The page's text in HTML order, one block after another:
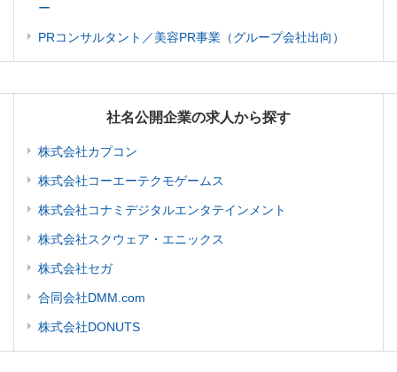
ー
PRコンサルタント／美容PR事業（グループ会社出向）
社名公開企業の求人から探す
株式会社カプコン
株式会社コーエーテクモゲームス
株式会社コナミデジタルエンタテインメント
株式会社スクウェア・エニックス
株式会社セガ
合同会社DMM.com
株式会社DONUTS